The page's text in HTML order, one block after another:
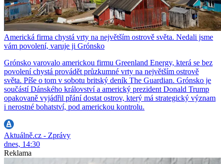
Americká firma chystá vrty na největším ostrově světa. Nedali jsme
vám povolení, varuje ji Grónsko
Grónsko varovalo americkou firmu Greenland Energy, která se bez
povolení chystá provádět průzkumné vrty na největším ostrově
světa. Píše o tom v sobotu britský deník The Guardian. Grónsko je
součástí Dánského království a americký prezident Donald Trump
opakovaně vyjádřil přání dostat ostrov, který má strategický význam
i nerostné bohatství, pod americkou kontrolu.
Aktuálně.cz - Zprávy
dnes, 14:30
Reklama